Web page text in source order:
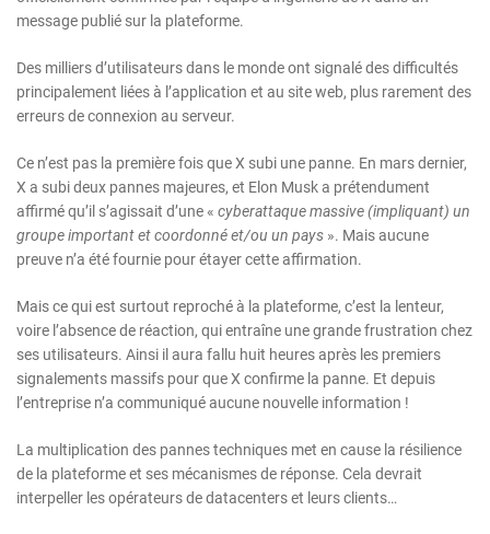
message publié sur la plateforme.
Des milliers d’utilisateurs dans le monde ont signalé des difficultés
principalement liées à l’application et au site web, plus rarement des
erreurs de connexion au serveur.
Ce n’est pas la première fois que X subi une panne. En mars dernier,
X a subi deux pannes majeures, et Elon Musk a prétendument
affirmé qu’il s’agissait d’une « cyberattaque massive (impliquant) un
groupe important et coordonné et/ou un pays ». Mais aucune
preuve n’a été fournie pour étayer cette affirmation.
Mais ce qui est surtout reproché à la plateforme, c’est la lenteur,
voire l’absence de réaction, qui entraîne une grande frustration chez
ses utilisateurs. Ainsi il aura fallu huit heures après les premiers
signalements massifs pour que X confirme la panne. Et depuis
l’entreprise n’a communiqué aucune nouvelle information !
La multiplication des pannes techniques met en cause la résilience
de la plateforme et ses mécanismes de réponse. Cela devrait
interpeller les opérateurs de datacenters et leurs clients…